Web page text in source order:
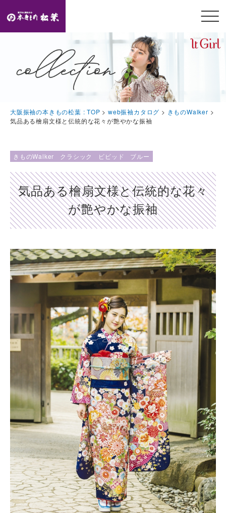
TOP
トップページ
本きもの松葉の特徴
豪華特典・振袖キャンペーン
Collection
振袖コレクション
Plan
プラン
Shop list
店舗一覧
Pick up
Blog
スタッフブログ
Gallery
お客様ギャラリー
Kimono Yuubi
レンタルモール
メニ
開閉
大阪振袖の本きもの松葉 : TOP >web振袖カタログ > きものWalker >
気品ある檜扇文様と伝統的な花々が艶やかな振袖
きものWalker クラシック ビビッド ブルー
気品ある檜扇文様と伝統的な花々
が艶やかな振袖